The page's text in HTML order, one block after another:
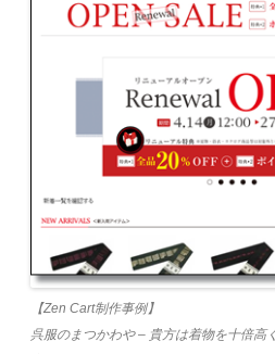
【Zen Cart制作事例】
呉服のまつかわや – 貴方は着物を十倍高